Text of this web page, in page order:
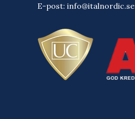
E-post: info@italnordic.se